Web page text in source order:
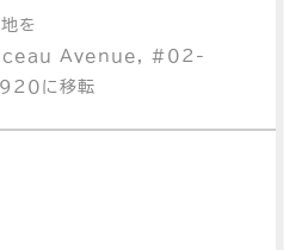
を
Avenue, #02-
に移転